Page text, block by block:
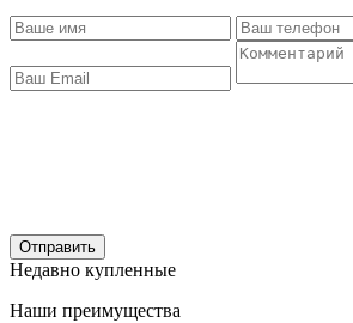
Отправить
Недавно купленные
Наши преимущества